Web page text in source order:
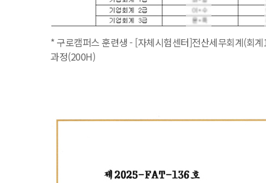
* 구로캠퍼스 훈련생 - [자체시험센터]전산세무회계(회
과정(200H)